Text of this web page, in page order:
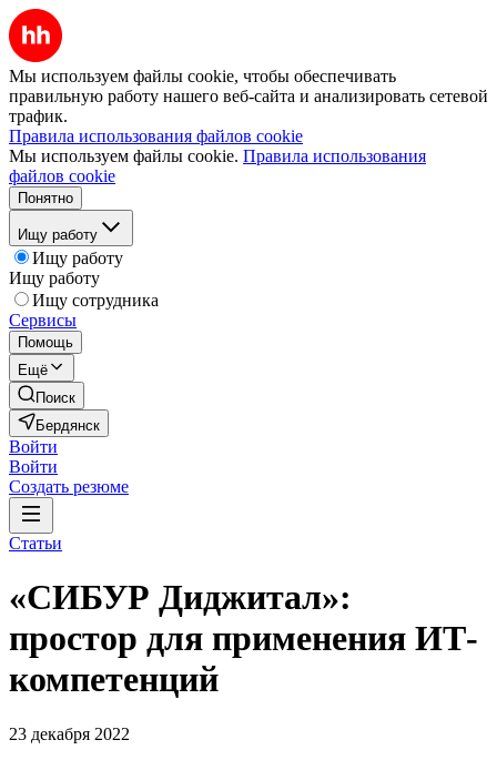
Мы используем файлы cookie, чтобы обеспечивать
правильную работу нашего веб-сайта и анализировать сетевой
трафик.
Правила использования файлов cookie
Мы используем файлы cookie. Правила использования
файлов cookie
Понятно
Ищу работу
Ищу работу
Ищу работу
Ищу сотрудника
Сервисы
Помощь
Ещё
Поиск
Бердянск
Войти
Войти
Создать резюме
Статьи
«СИБУР Диджитал»:
простор для применения ИТ-
компетенций
23 декабря 2022